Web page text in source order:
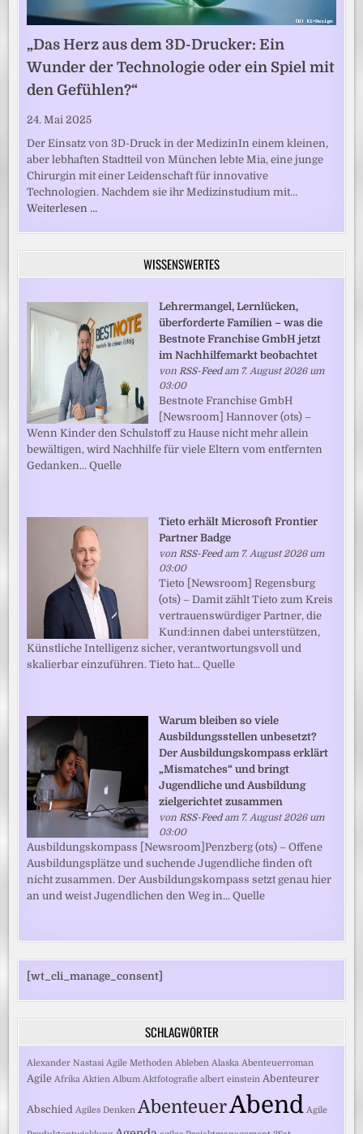
„Das Herz aus dem 3D-Drucker: Ein
Wunder der Technologie oder ein Spiel mit
den Gefühlen?“
24. Mai 2025
Der Einsatz von 3D-Druck in der MedizinIn einem kleinen,
aber lebhaften Stadtteil von München lebte Mia, eine junge
Chirurgin mit einer Leidenschaft für innovative
Technologien. Nachdem sie ihr Medizinstudium mit…
Weiterlesen …
WISSENSWERTES
Lehrermangel, Lernlücken,
überforderte Familien – was die
Bestnote Franchise GmbH jetzt
im Nachhilfemarkt beobachtet
vonRSS-Feedam 7. August 2026 um
03:00
Bestnote Franchise GmbH
[Newsroom] Hannover (ots) –
Wenn Kinder den Schulstoff zu Hause nicht mehr allein
bewältigen, wird Nachhilfe für viele Eltern vom entfernten
Gedanken... Quelle
Tieto erhält Microsoft Frontier
Partner Badge
vonRSS-Feedam 7. August 2026 um
03:00
Tieto [Newsroom] Regensburg
(ots) – Damit zählt Tieto zum Kreis
vertrauenswürdiger Partner, die
Kund:innen dabei unterstützen,
Künstliche Intelligenz sicher, verantwortungsvoll und
skalierbar einzuführen. Tieto hat... Quelle
Warum bleiben so viele
Ausbildungsstellen unbesetzt?
Der Ausbildungskompass erklärt
„Mismatches“ und bringt
Jugendliche und Ausbildung
zielgerichtet zusammen
vonRSS-Feedam 7. August 2026 um
03:00
Ausbildungskompass [Newsroom]Penzberg (ots) – Offene
Ausbildungsplätze und suchende Jugendliche finden oft
nicht zusammen. Der Ausbildungskompass setzt genau hier
an und weist Jugendlichen den Weg in... Quelle
[wt_cli_manage_consent]
SCHLAGWÖRTER
Alexander Nastasi Agile Methoden Ableben Alaska Abenteuerroman
Agile Afrika Aktien Album Aktfotografie albert einstein Abenteurer
Abschied Agiles Denken AbenteuerAbend Agile